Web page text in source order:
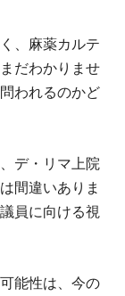
、麻薬カルテ
だわかりませ
われるのかど
デ・リマ上院
間違いありま
員に向ける視
能性は、今の